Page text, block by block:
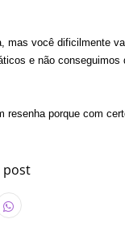
mas você dificilmente
e não conseguimos
porque com
post